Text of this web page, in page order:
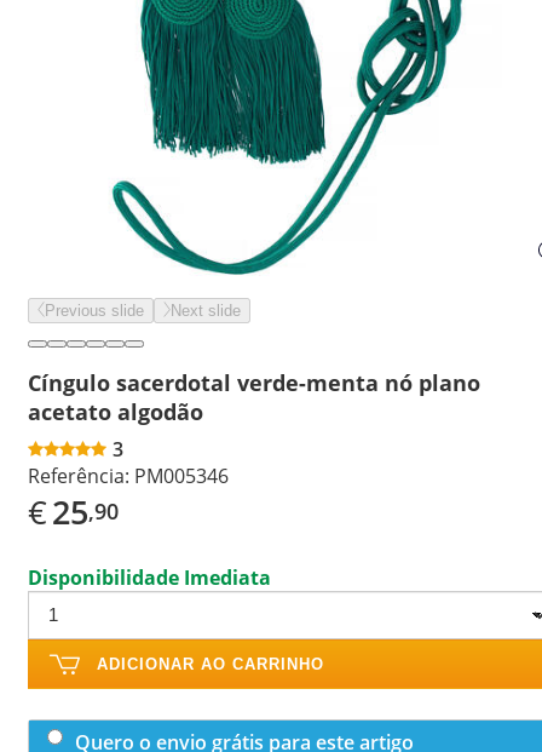
Previous slide Next slide
Cíngulo sacerdotal verde-menta nó plano
acetato algodão
3
Referência: PM005346
€25,90
Disponibilidade Imediata
ADICIONAR AO CARRINHO
Quero o envio grátis para este artigo